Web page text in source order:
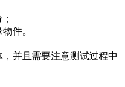
件。
并且需要注意测试过程中